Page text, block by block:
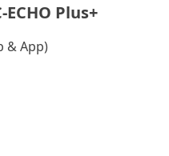
Plus+
& App)